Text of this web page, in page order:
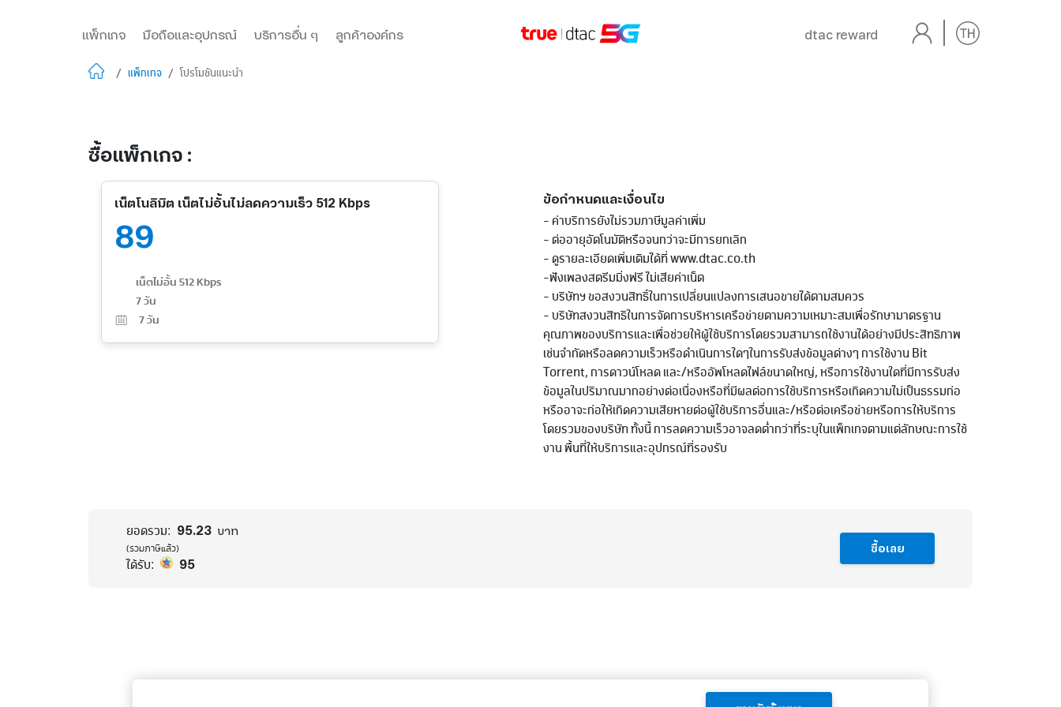
แพ็กเกจ มือถือและอุปกรณ์ บริการอื่น ๆ ลูกค้าองค์กร dtac reward
/ แพ็กเกจ / โปรโมชันแนะนำ
ซื้อแพ็กเกจ :
เน็ตโนลิมิต เน็ตไม่อั้นไม่ลดความเร็ว 512 Kbps
89
เน็ตไม่อั้น 512 Kbps
7 วัน
7 วัน
ข้อกำหนดและเงื่อนไข
- ค่าบริการยังไม่รวมภาษีมูลค่าเพิ่ม
- ต่ออายุอัตโนมัติหรือจนกว่าจะมีการยกเลิก
- ดูรายละเอียดเพิ่มเติมได้ที่ www.dtac.co.th
-ฟังเพลงสตรีมมิ่งฟรี ไม่เสียค่าเน็ต
- บริษัทฯ ขอสงวนสิทธิ์ในการเปลี่ยนแปลงการเสนอขายได้ตามสมควร
- บริษัทสงวนสิทธิในการจัดการบริหารเครือข่ายตามความเหมาะสมเพื่อรักษามาตรฐาน
คุณภาพของบริการและเพื่อช่วยให้ผู้ใช้บริการโดยรวมสามารถใช้งานได้อย่างมีประสิทธิภาพ
เช่นจำกัดหรือลดความเร็วหรือดำเนินการใดๆในการรับส่งข้อมูลต่างๆ การใช้งาน Bit
Torrent, การดาวน์โหลด และ/หรืออัพโหลดไฟล์ขนาดใหญ่, หรือการใช้งานใดที่มีการรับส่ง
ข้อมูลในปริมาณมากอย่างต่อเนื่องหรือที่มีผลต่อการใช้บริการหรือเกิดความไม่เป็นธรรมก่อ
หรืออาจะก่อให้เกิดความเสียหายต่อผู้ใช้บริการอื่นและ/หรือต่อเครือข่ายหรือการให้บริการ
โดยรวมของบริษัท ทั้งนี้ การลดความเร็วอาจลดต่ำกว่าที่ระบุในแพ็กเกจตามแต่ลักษณะการใช้
งาน พื้นที่ให้บริการและอุปกรณ์ที่รองรับ
ยอดรวม: 95.23 บาท
(รวมภาษีแล้ว)
ได้รับ: 95
ซื้อเลย